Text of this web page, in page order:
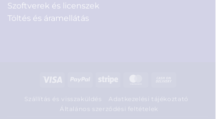
Szoftverek és licenszek
Töltés és áramellátás
Visa PayPal Stripe MasterCard
Delivery
Szállítás és visszaküldés
Adatkezelési tájékoztató
Általános szerződési feltételek